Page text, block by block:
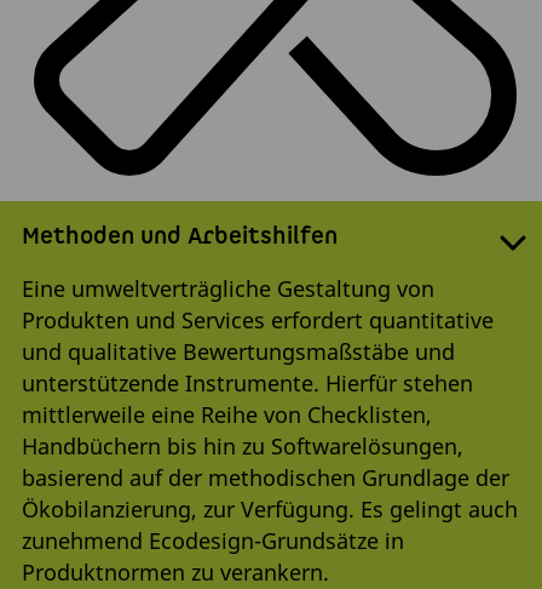
Methoden und Arbeitshilfen
Eine umweltverträgliche Gestaltung von
Produkten und Services erfordert quantitative
und qualitative Bewertungsmaßstäbe und
unterstützende Instrumente. Hierfür stehen
mittlerweile eine Reihe von Checklisten,
Handbüchern bis hin zu Softwarelösungen,
basierend auf der methodischen Grundlage der
Ökobilanzierung, zur Verfügung. Es gelingt auch
zunehmend Ecodesign-Grundsätze in
Produktnormen zu verankern.